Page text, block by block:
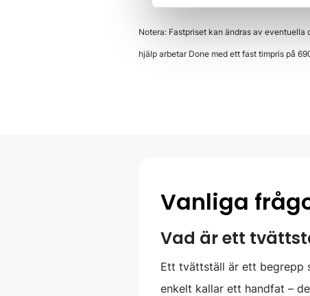
Notera: Fastpriset kan ändras av
hjälp arbetar Done med ett fast timpris på
Vanliga
Vad är ett
Ett tvättställ är ett begrepp
enkelt kallar ett handfat –